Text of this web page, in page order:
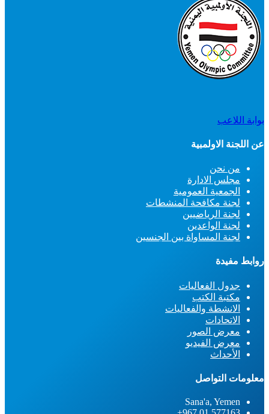
بوابة اللاعب
عن اللجنة الاولمبية
من نحن
مجلس الادارة
الجمعية العمومية
لجنة مكافحة المنشطات
لجنة الرياضيين
لجنة الواعدين
لجنة المساواة بين الجنسين
روابط مفيدة
جدول الفعاليات
مكتبة الكتب
الانشطة والفعاليات
الاتحادات
معرض الصور
معرض الفيديو
الأحداث
معلومات التواصل
Sana'a, Yemen